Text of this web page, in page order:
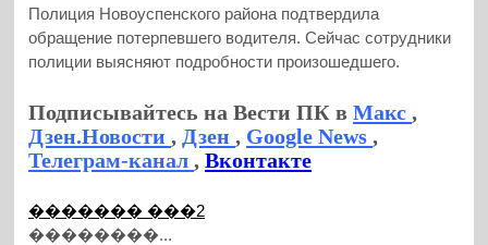
Полиция Новоуспенского района подтвердила
обращение потерпевшего водителя. Сейчас сотрудники
полиции выясняют подробности произошедшего.
Подписывайтесь на Вести ПК вМакс,
Дзен.Новости,Дзен, Google News,
Телеграм-канал,Вконтакте
������� ���2
��������...